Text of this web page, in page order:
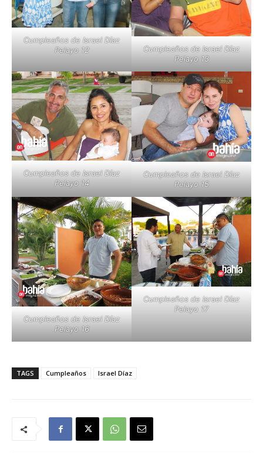
Cumpleaños de Israel Díaz
Pelayo 12
Cumpleaños de Israel Díaz
Pelayo 13
Cumpleaños de Israel Díaz
Pelayo 14
Cumpleaños de Israel Díaz
Pelayo 15
Cumpleaños de Israel Díaz
Pelayo 16
Cumpleaños de Israel Díaz
Pelayo 17
TAGS Cumpleaños Israel Díaz